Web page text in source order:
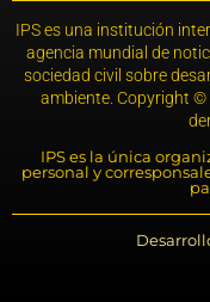
IPS es una institución
agencia mundial de
sociedad civil sobre
ambiente. Copyright ©
IPS es la única
personal y